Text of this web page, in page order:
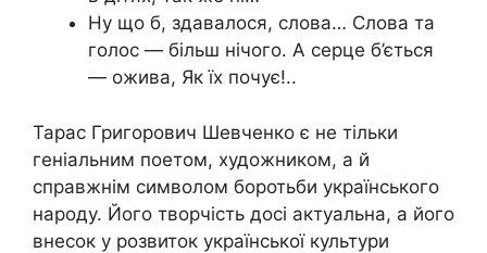
Ну що б, здавалося, слова… Слова та
голос — більш нічого. А серце б’ється
— ожива, Як їх почує!..
Тарас Григорович Шевченко є не тільки
геніальним поетом, художником, а й
справжнім символом боротьби українського
народу. Його творчість досі актуальна, а його
внесок у розвиток української культури